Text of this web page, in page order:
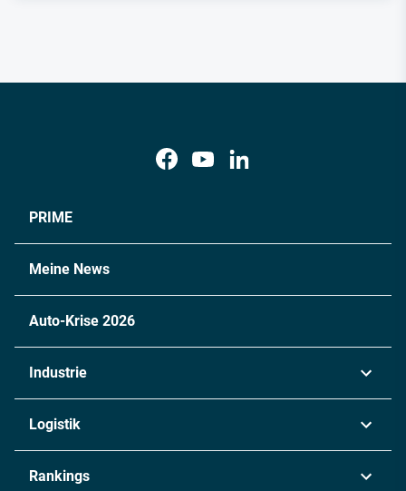
PRIME
Meine News
Auto-Krise 2026
Industrie
Chemie
Logistik
Rankings